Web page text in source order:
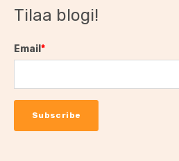
Tilaa blogi!
Email *